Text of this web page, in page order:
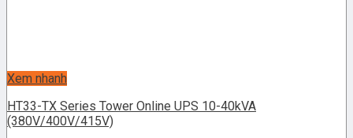
Xem nhanh
HT33-TX Series Tower Online UPS 10-40kVA
(380V/400V/415V)